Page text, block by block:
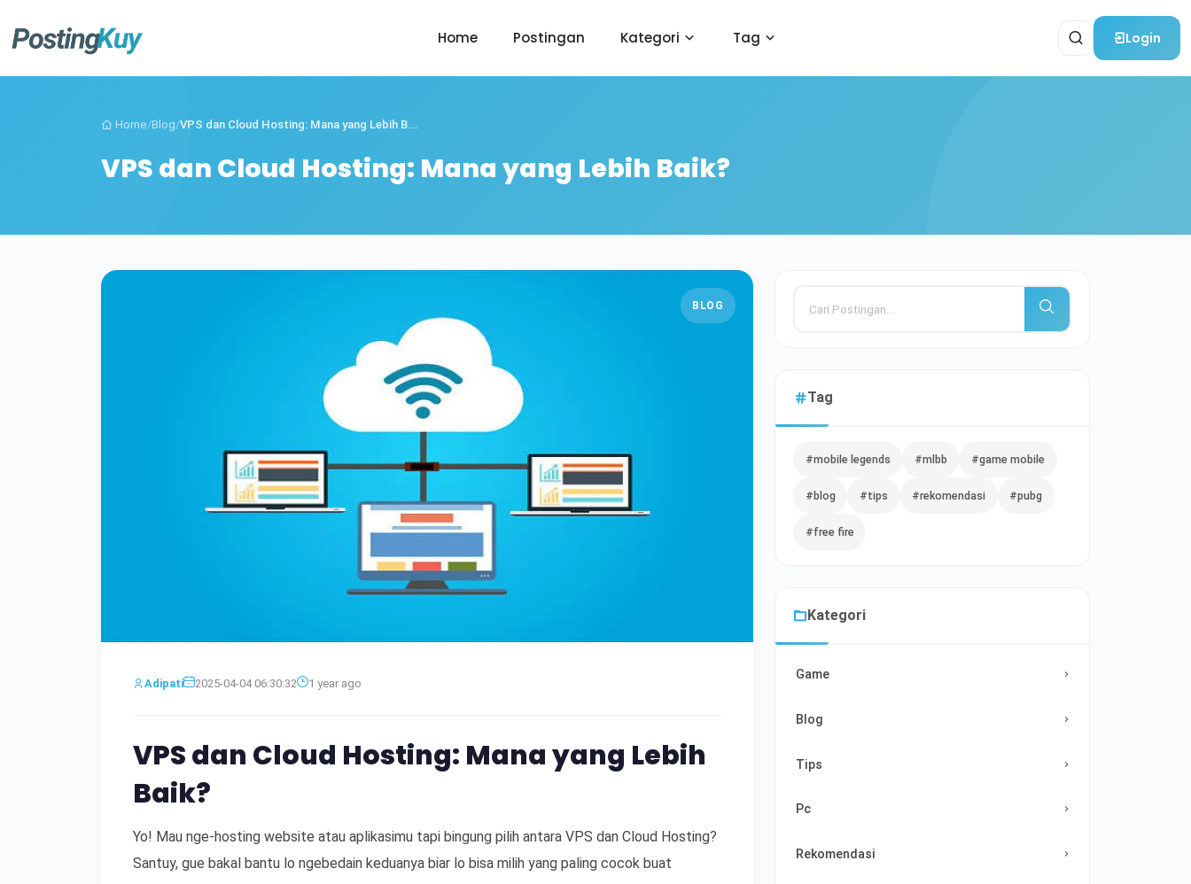
Home Postingan Kategori Tag Login
Home/Blog/VPS dan Cloud Hosting: Mana yang Lebih B...
VPS dan Cloud Hosting: Mana yang Lebih Baik?
BLOG
Adipati 2025-04-04 06:30:32 1 year ago
VPS dan Cloud Hosting: Mana yang Lebih
Baik?
Yo! Mau nge-hosting website atau aplikasimu tapi bingung pilih antara VPS dan Cloud Hosting?
Santuy, gue bakal bantu lo ngebedain keduanya biar lo bisa milih yang paling cocok buat
Tag
#mobile legends #mlbb #game mobile
#blog #tips #rekomendasi #pubg
#free fire
Kategori
Game
Blog
Tips
Pc
Rekomendasi